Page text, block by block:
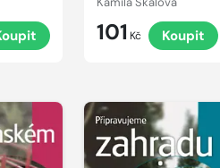
101 Kč Koupit